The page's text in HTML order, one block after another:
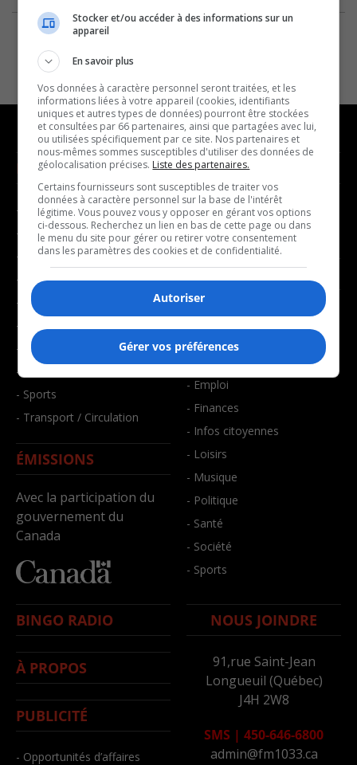
NOUVELLES
- Affaires municipales
- Communauté / Social
- Culture
- Économie
- Éducation
- Environnement
- Faits divers
- Santé et bien-être
- Sports
- Transport / Circulation
ÉMISSIONS
Avec la participation du
gouvernement du
Canada
MUSIQUE
- Décompte franco
- Joué récemment
BALADOS
- Affaires
- Art de vivre
- Bien-être
- Emploi
- Finances
- Infos citoyennes
- Loisirs
- Musique
- Politique
- Santé
- Société
- Sports
BINGO RADIO
À PROPOS
PUBLICITÉ
- Opportunités d’affaires
NOUS JOINDRE
91,rue Saint-Jean
Longueuil (Québec)
J4H 2W8
SMS | 450-646-6800
admin@fm1033.ca
Stocker et/ou accéder à des informations sur un
appareil
En savoir plus
Vos données à caractère personnel seront traitées, et les
informations liées à votre appareil (cookies, identifiants
uniques et autres types de données) pourront être stockées
et consultées par 66 partenaires, ainsi que partagées avec lui,
ou utilisées spécifiquement par ce site. Nos partenaires et
nous-mêmes sommes susceptibles d'utiliser des données de
géolocalisation précises. Liste des partenaires.
Certains fournisseurs sont susceptibles de traiter vos
données à caractère personnel sur la base de l'intérêt
légitime. Vous pouvez vous y opposer en gérant vos options
ci-dessous. Recherchez un lien en bas de cette page ou dans
le menu du site pour gérer ou retirer votre consentement
dans les paramètres des cookies et de confidentialité.
Autoriser
Gérer vos préférences